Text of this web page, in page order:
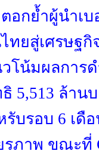
อกย้ำผู้นำเ
ทยสู่เศรษฐ
โน้มผลการ
5,513 ล้าน
รับรอบ 6 เ
ภาพ ขณะที่